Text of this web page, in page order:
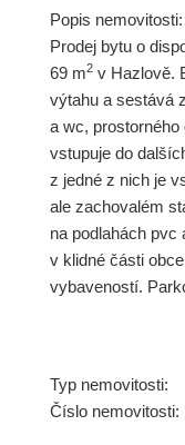
Popis nemovitosti:
Prodej bytu o
69 m2 v Hazlově.
výtahu a sestává
a wc,
vstupuje do
z jedné z nich je
ale zachovalém
na podlahách pvc
v klidné části
vybaveností.
Typ nemovitosti:
Číslo nemovitosti: